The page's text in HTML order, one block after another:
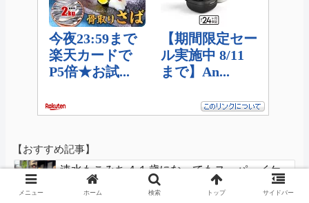
【おすすめ記事】
速水もこみち４１歳になってもスーパーイケ
メンだった
メニュー ホーム 検索 トップ サイドバー